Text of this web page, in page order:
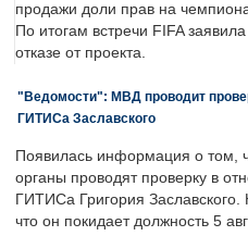
продажи доли прав на
По итогам встречи FIFA
отказе от проекта.
"Ведомости": МВД проводит
ГИТИСа Заславского
Появилась информация о том,
органы проводят проверку в
ГИТИСа Григория Заславского.
что он покидает должность 5